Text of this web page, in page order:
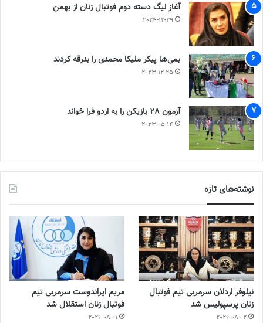
آغاز لیگ دسته دوم فوتبال زنان از بهمن
2024-12-29
بمی‌ها پیکر ملیکا محمدی را بدرقه کردند
2023-12-25
آزمون 28 بازیکن را به اردو فرا خواند
2023-05-14
نوشته‌های تازه
نیلوفر اردلان سرمربی تیم فوتبال
زنان پرسپولیس شد
2026-08-02
مریم ایراندوست سرمربی تیم
فوتبال زنان استقلال شد
2026-08-01